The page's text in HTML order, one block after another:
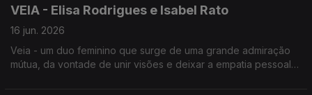
VEIA - Elisa Rodrigues e Isabel Rato
16 jun. 2026
Veia - um duo feminino que surge de uma grande admiração
mútua, da vontade de unir visões e deixar a empatia pessoal